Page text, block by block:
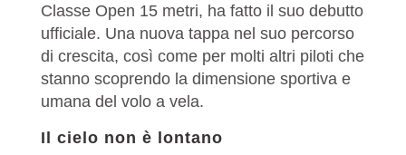
Classe Open 15 metri, ha fatto il suo debutto
ufficiale. Una nuova tappa nel suo percorso
di crescita, così come per molti altri piloti che
stanno scoprendo la dimensione sportiva e
umana del volo a vela.
Il cielo non è lontano